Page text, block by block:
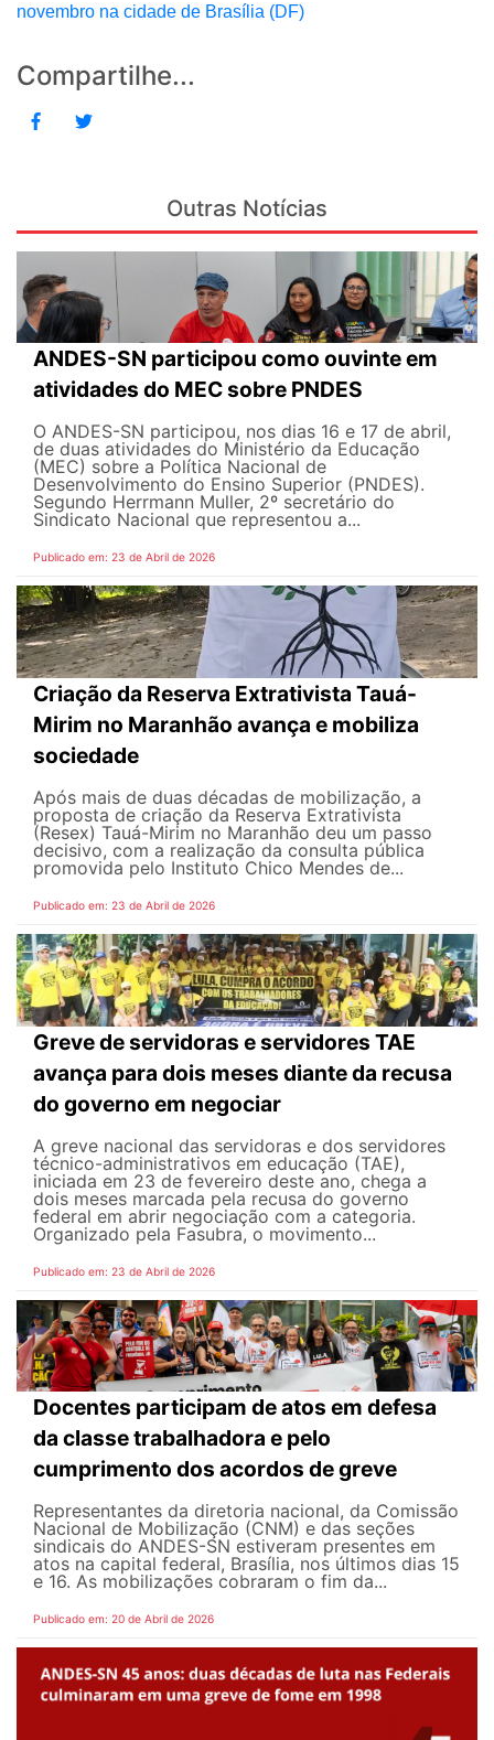
novembro na cidade de Brasília (DF)
Compartilhe...
Outras Notícias
ANDES-SN participou como ouvinte em
atividades do MEC sobre PNDES
O ANDES-SN participou, nos dias 16 e 17 de abril,
de duas atividades do Ministério da Educação
(MEC) sobre a Política Nacional de
Desenvolvimento do Ensino Superior (PNDES).
Segundo Herrmann Muller, 2º secretário do
Sindicato Nacional que representou a...
Publicado em: 23 de Abril de 2026
Criação da Reserva Extrativista Tauá-
Mirim no Maranhão avança e mobiliza
sociedade
Após mais de duas décadas de mobilização, a
proposta de criação da Reserva Extrativista
(Resex) Tauá-Mirim no Maranhão deu um passo
decisivo, com a realização da consulta pública
promovida pelo Instituto Chico Mendes de...
Publicado em: 23 de Abril de 2026
Greve de servidoras e servidores TAE
avança para dois meses diante da recusa
do governo em negociar
A greve nacional das servidoras e dos servidores
técnico-administrativos em educação (TAE),
iniciada em 23 de fevereiro deste ano, chega a
dois meses marcada pela recusa do governo
federal em abrir negociação com a categoria.
Organizado pela Fasubra, o movimento...
Publicado em: 23 de Abril de 2026
Docentes participam de atos em defesa
da classe trabalhadora e pelo
cumprimento dos acordos de greve
Representantes da diretoria nacional, da Comissão
Nacional de Mobilização (CNM) e das seções
sindicais do ANDES-SN estiveram presentes em
atos na capital federal, Brasília, nos últimos dias 15
e 16. As mobilizações cobraram o fim da...
Publicado em: 20 de Abril de 2026